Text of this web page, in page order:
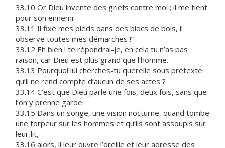
33.10 Or Dieu invente des griefs contre moi ; il me tient
pour son ennemi.
33.11 Il fixe mes pieds dans des blocs de bois, il
observe toutes mes démarches !”
33.12 Eh bien ! te répondrai-je, en cela tu n’as pas
raison, car Dieu est plus grand que l’homme.
33.13 Pourquoi lui cherches-tu querelle sous prétexte
qu’il ne rend compte d’aucun de ses actes ?
33.14 C’est que Dieu parle une fois, deux fois, sans que
l’on y prenne garde.
33.15 Dans un songe, une vision nocturne, quand tombe
une torpeur sur les hommes et qu’ils sont assoupis sur
leur lit,
33.16 alors, il leur ouvre l’oreille et leur adresse des